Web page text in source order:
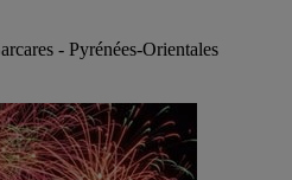
- Pyrénées-Orientales